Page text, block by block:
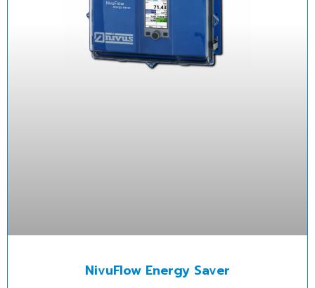
NivuFlow Energy Saver